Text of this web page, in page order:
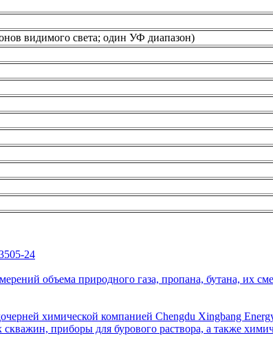
видимого света; один УФ диапазон)
24
объема природного газа, пропана, бутана, их
химической компанией Chengdu Xingbang
приборы для бурового раствора, а также